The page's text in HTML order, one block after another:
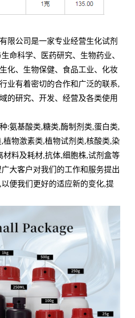
限公司是一家专业经营生化试剂
命科学、医药研究、生物药业、
化、生物保健、食品工业、化妆
业有着密切的合作和广泛的联系,
的研究、开发、经营及各类使用
:氨基酸类,糖类,酶制剂类,蛋白类,
植物激素类,植物试剂类,核酸类,染
材料及耗材,抗体,细胞株,试剂盒等
大客户对我们的工作和服务提出
便我们更好的适应新的变化,提